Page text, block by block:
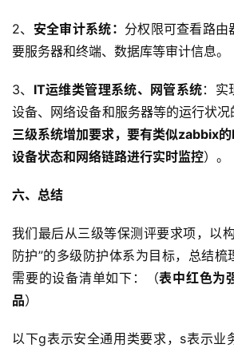
2、 安全审计系统： 分权限可查看路
要服务器和终端、数据库等审计信息。
3、 IT运维类管理系统、网管系统：实
设备、网络设备和服务器等的运行状况
三级系统增加要求，要有类似zabbix的
设备状态和网络链路进行实时监控）。
六、总结
我们最后从三级等保测评要求项，以
防护”的多级防护体系为目标，总结梳
需要的设备清单如下：（表中红色为
品）
以下g表示安全通用类要求，s表示业